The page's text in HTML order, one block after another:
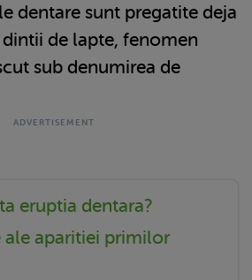
dentare sunt pregatite deja
de lapte, fenomen
sub denumirea de
eruptia dentara?
ale aparitiei primilor